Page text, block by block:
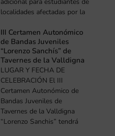
localidades afectadas por la
III Certamen Autonómico
de Bandas Juveniles
“Lorenzo Sanchís” de
Tavernes de la Valldigna
LUGAR Y FECHA DE
CELEBRACIÓN El III
Certamen Autonómico de
Bandas Juveniles de
Tavernes de la Valldigna
“Lorenzo Sanchis” tendrá